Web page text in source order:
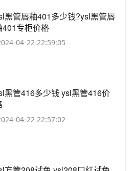
黑管唇釉401多少钱?ysl黑管唇
401专柜价格
04-22 22:59:05
黑管416多少钱 ysl黑管416价
04-22 22:57:02